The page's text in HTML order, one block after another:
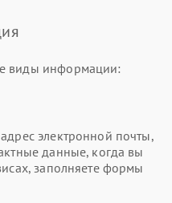
виды информации:
электронной почты,
данные, когда вы
заполняете формы